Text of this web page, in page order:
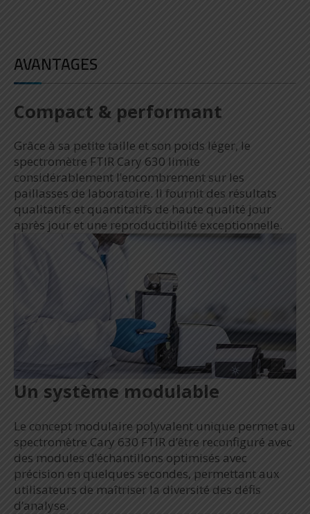
AVANTAGES
Compact & performant
Grâce à sa petite taille et son poids léger, le
spectromètre FTIR Cary 630 limite
considérablement l’encombrement sur les
paillasses de laboratoire. Il fournit des résultats
qualitatifs et quantitatifs de haute qualité jour
après jour et une reproductibilité exceptionnelle.
Un système modulable
Le concept modulaire polyvalent unique permet au
spectromètre Cary 630 FTIR d’être reconfiguré avec
des modules d’échantillons optimisés avec
précision en quelques secondes, permettant aux
utilisateurs de maîtriser la diversité des défis
d’analyse.